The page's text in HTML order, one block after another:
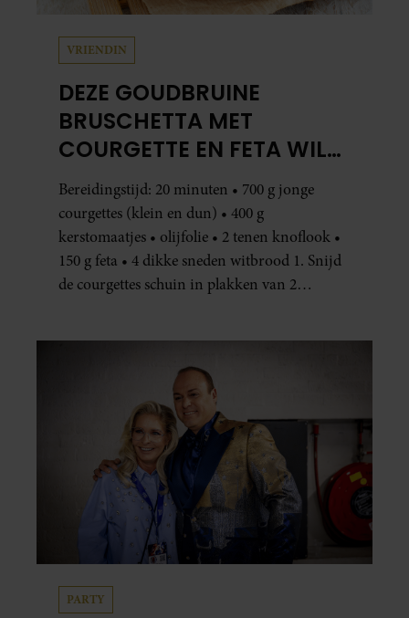
VRIENDIN
DEZE GOUDBRUINE
BRUSCHETTA MET
COURGETTE EN FETA WIL
JE METEEN MAKEN
Bereidingstijd: 20 minuten • 700 g jonge
courgettes (klein en dun) • 400 g
kerstomaatjes • olijfolie • 2 tenen knoflook •
150 g feta • 4 dikke sneden witbrood 1. Snijd
de courgettes schuin in plakken van 2
PARTY